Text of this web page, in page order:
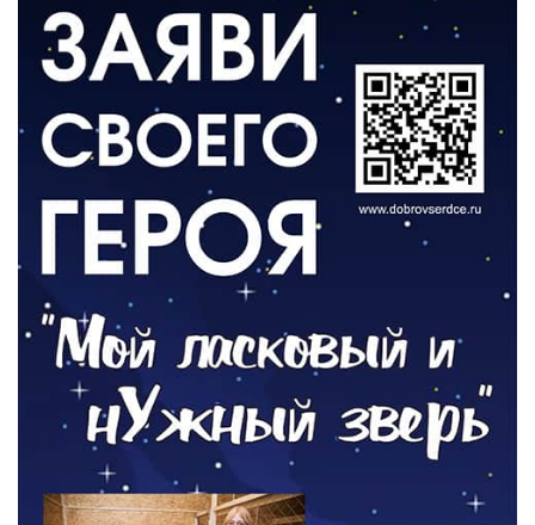
ВЛАСТЬ
День памяти и «Симфония народов»
06.08.2026
Новый настил на экотропе
05.08.2026